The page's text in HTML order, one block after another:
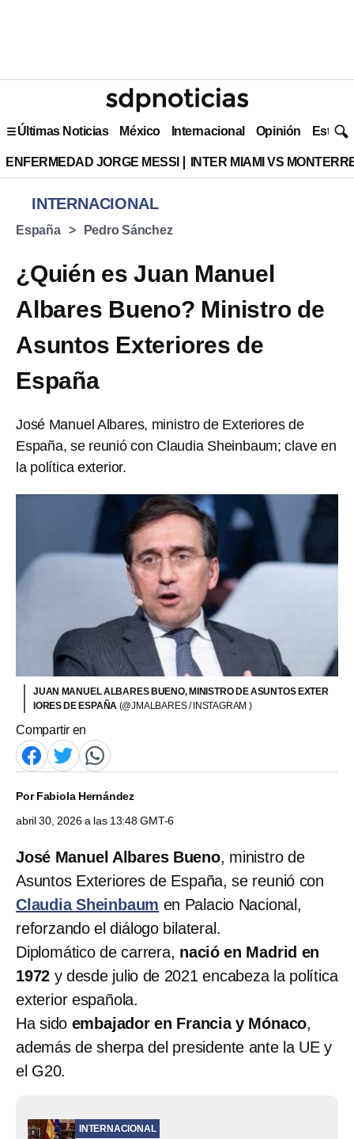
Últimas Noticias México Internacional Opinión Estilo
ENFERMEDAD JORGE MESSI INTER MIAMI VS
INTERNACIONAL
España Pedro Sánchez
¿Quién es Juan Manuel
Albares Bueno? Ministro de
Asuntos Exteriores de
España
José Manuel Albares, ministro de Exteriores de
España, se reunió con Claudia Sheinbaum; clave en
la política exterior.
JUAN MANUEL ALBARES BUENO, MINISTRO DE ASUNTOS EXTER
IORES DE ESPAÑA (@JMALBARES / INSTAGRAM )
Compartir en
PorFabiola Hernández
abril 30, 2026 a las 13:48 GMT-6
José Manuel Albares Bueno, ministro de
Asuntos Exteriores de España, se reunió con
Claudia Sheinbaum en Palacio Nacional,
reforzando el diálogo bilateral.
Diplomático de carrera, nació en Madrid en
1972 y desde julio de 2021 encabeza la política
exterior española.
Ha sido embajador en Francia y Mónaco,
además de sherpa del presidente ante la UE y
el G20.
INTERNACIONAL